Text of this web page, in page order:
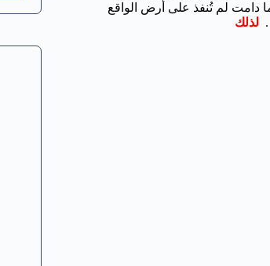
لم تُنفذ على أرض الواقع
لذلك